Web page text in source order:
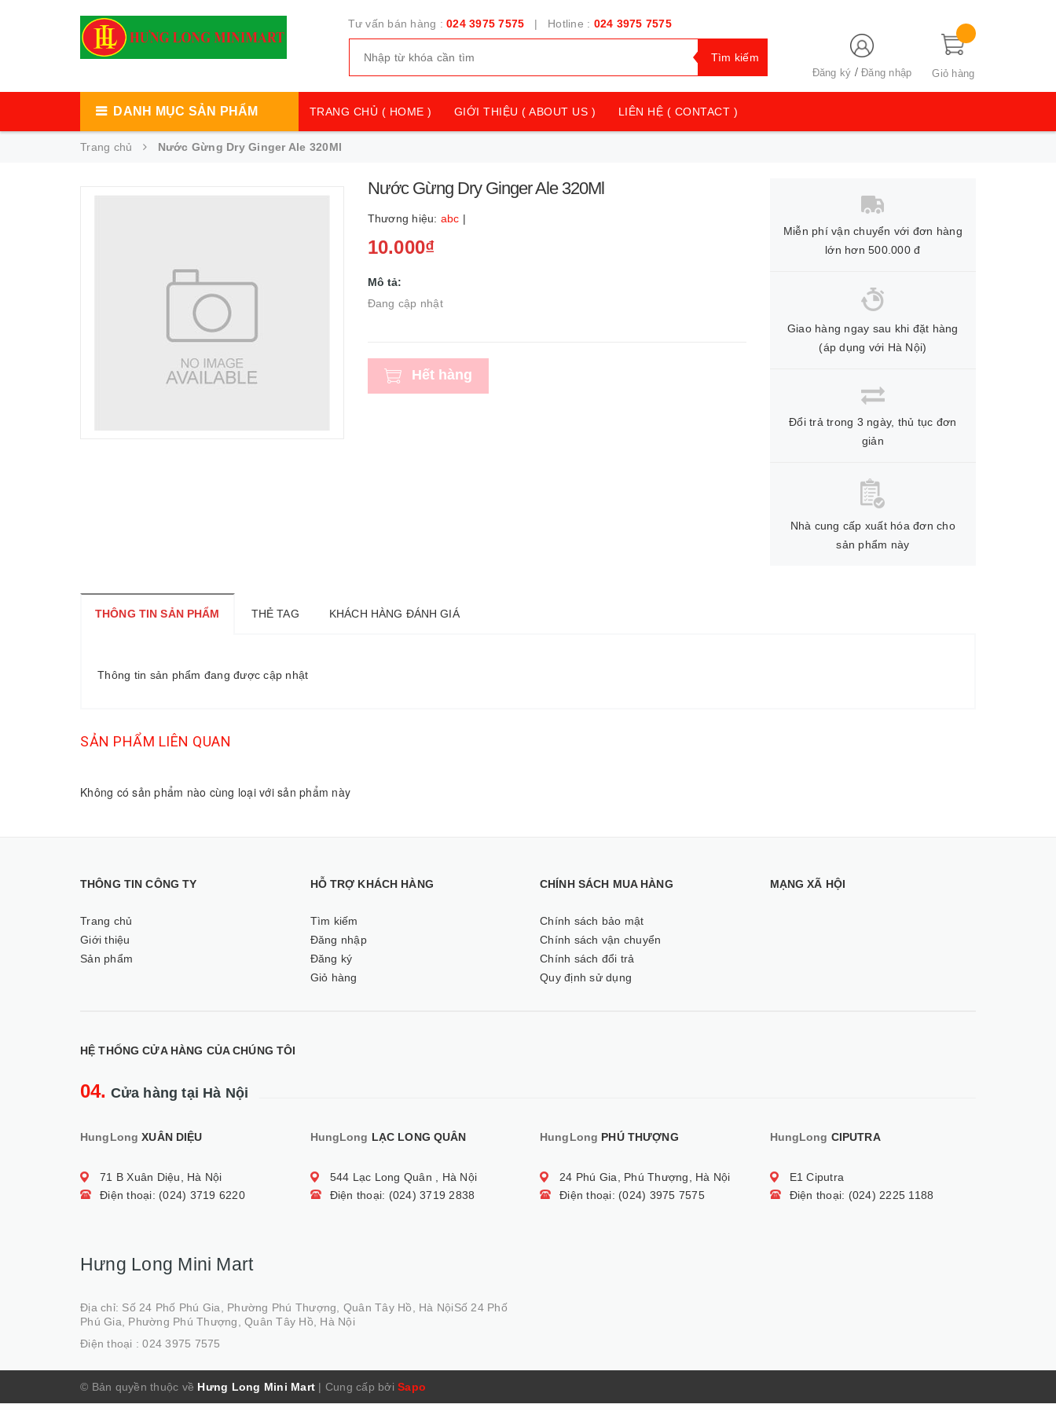
Tư vấn bán hàng : 024 3975 7575 | Hotline : 024 3975 7575
Tìm kiếm
Đăng ký /Đăng nhập Giỏ hàng
DANH MỤC SẢN PHẨM TRANG CHỦ ( HOME ) GIỚI THIỆU ( ABOUT US ) LIÊN HỆ ( CONTACT )
Trang chủ Nước Gừng Dry Ginger Ale 320Ml
Nước Gừng Dry Ginger Ale 320Ml
Thương hiệu: abc |
10.000₫
Mô tả:
Đang cập nhật
Hết hàng
Miễn phí vận chuyển với đơn hàng
lớn hơn 500.000 đ
Giao hàng ngay sau khi đặt hàng
(áp dụng với Hà Nội)
Đổi trả trong 3 ngày, thủ tục đơn
giản
Nhà cung cấp xuất hóa đơn cho
sản phẩm này
THÔNG TIN SẢN PHẨM THẺ TAG KHÁCH HÀNG ĐÁNH GIÁ
Thông tin sản phẩm đang được cập nhật
SẢN PHẨM LIÊN QUAN
Không có sản phẩm nào cùng loại với sản phẩm này
THÔNG TIN CÔNG TY
Trang chủ
Giới thiệu
Sản phẩm
HỖ TRỢ KHÁCH HÀNG
Tìm kiếm
Đăng nhập
Đăng ký
Giỏ hàng
CHÍNH SÁCH MUA HÀNG
Chính sách bảo mật
Chính sách vận chuyển
Chính sách đổi trả
Quy định sử dụng
MẠNG XÃ HỘI
HỆ THỐNG CỬA HÀNG CỦA CHÚNG TÔI
04. Cửa hàng tại Hà Nội
HungLong XUÂN DIỆU
71 B Xuân Diệu, Hà Nội
Điện thoại: (024) 3719 6220
HungLong LẠC LONG QUÂN
544 Lạc Long Quân , Hà Nội
Điện thoại: (024) 3719 2838
HungLong PHÚ THƯỢNG
24 Phú Gia, Phú Thượng, Hà Nội
Điện thoại: (024) 3975 7575
HungLong CIPUTRA
E1 Ciputra
Điện thoại: (024) 2225 1188
Hưng Long Mini Mart
Địa chỉ: Số 24 Phố Phú Gia, Phường Phú Thượng, Quân Tây Hồ, Hà NộiSố 24 Phố
Phú Gia, Phường Phú Thượng, Quân Tây Hồ, Hà Nội
Điện thoại :024 3975 7575
© Bản quyền thuộc về Hưng Long Mini Mart | Cung cấp bởi Sapo